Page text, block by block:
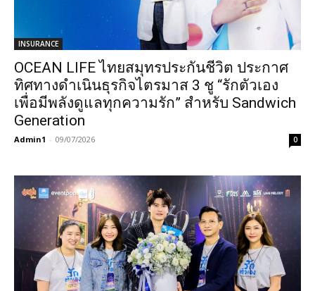
INSURANCE
OCEAN LIFE ไทยสมุทรประกันชีวิต ประกาศ
ทิศทางดำเนินธุรกิจไตรมาส 3 ชู “รักตัวเอง
เพื่อมีพลังดูแลทุกความรัก” สำหรับ Sandwich
Generation
Admin1 - 09/07/2026 0